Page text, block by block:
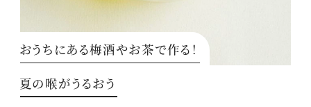
おうちにある梅酒やお茶で作る！
夏の喉がうるおう